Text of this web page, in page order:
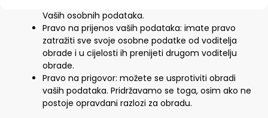
Vaših osobnih podataka.
Pravo na prijenos vaših podataka: imate pravo
zatražiti sve svoje osobne podatke od voditelja
obrade i u cijelosti ih prenijeti drugom voditelju
obrade.
Pravo na prigovor: možete se usprotiviti obradi
vaših podataka. Pridržavamo se toga, osim ako ne
postoje opravdani razlozi za obradu.